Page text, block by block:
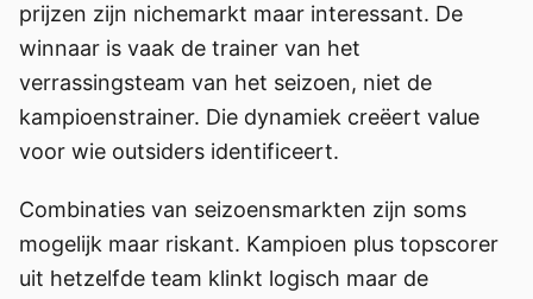
prijzen zijn nichemarkt maar interessant. De
winnaar is vaak de trainer van het
verrassingsteam van het seizoen, niet de
kampioenstrainer. Die dynamiek creëert value
voor wie outsiders identificeert.
Combinaties van seizoensmarkten zijn soms
mogelijk maar riskant. Kampioen plus topscorer
uit hetzelfde team klinkt logisch maar de